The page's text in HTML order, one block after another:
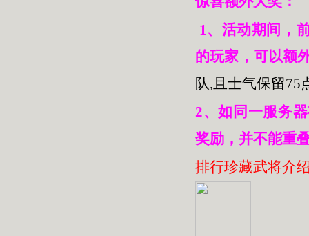
1、活动期间，
的玩家，可以额
队,且士气保留75
2、如同一服务
奖励，并不能重
排行珍藏武将介